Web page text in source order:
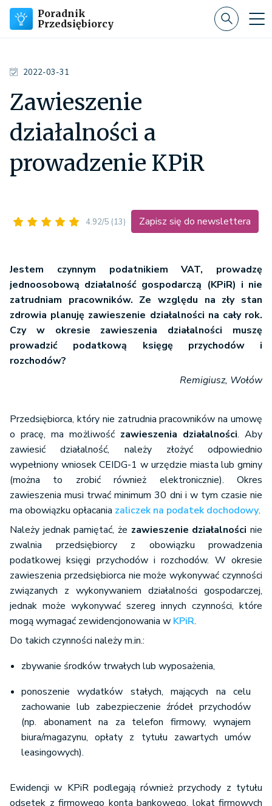
Poradnik
Przedsiębiorcy
2022-03-31
Zawieszenie
działalności a
prowadzenie KPiR
4.92/5 (13) Zapisz się do newslettera
Jestem czynnym podatnikiem VAT, prowadzę
jednoosobową działalność gospodarczą (KPiR) i nie
zatrudniam pracowników. Ze względu na zły stan
zdrowia planuję zawieszenie działalności na cały rok.
Czy w okresie zawieszenia działalności muszę
prowadzić podatkową księgę przychodów i
rozchodów?
Remigiusz, Wołów
Przedsiębiorca, który nie zatrudnia pracowników na umowę
o pracę, ma możliwość zawieszenia działalności. Aby
zawiesić działalność, należy złożyć odpowiednio
wypełniony wniosek CEIDG-1 w urzędzie miasta lub gminy
(można to zrobić również elektronicznie). Okres
zawieszenia musi trwać minimum 30 dni i w tym czasie nie
ma obowiązku opłacania zaliczek na podatek dochodowy.
Należy jednak pamiętać, że zawieszenie działalności nie
zwalnia przedsiębiorcy z obowiązku prowadzenia
podatkowej księgi przychodów i rozchodów. W okresie
zawieszenia przedsiębiorca nie może wykonywać czynności
związanych z wykonywaniem działalności gospodarczej,
jednak może wykonywać szereg innych czynności, które
mogą wymagać zewidencjonowania w KPiR.
Do takich czynności należy m.in.:
zbywanie środków trwałych lub wyposażenia,
ponoszenie wydatków stałych, mających na celu
zachowanie lub zabezpieczenie źródeł przychodów
(np. abonament na za telefon firmowy, wynajem
biura/magazynu, opłaty z tytułu zawartych umów
leasingowych).
Ewidencji w KPiR podlegają również przychody z tytułu
odsetek z firmowego konta bankowego, lokat firmowych